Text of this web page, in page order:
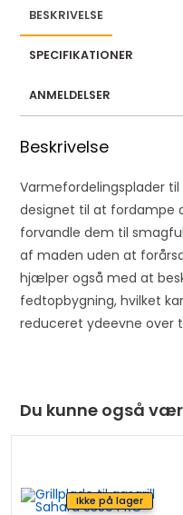
BESKRIVELSE
SPECIFIKATIONER
ANMELDELSER
Beskrivelse
Varmefordelingsplader
designet til at fordampe
forvandle dem til
af ​​maden uden at
hjælper også med at
fedtopbygning, hvilket
reduceret ydeevne over
Du kunne også
Ikke på lager